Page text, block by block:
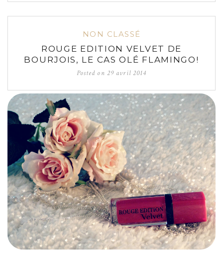
NON CLASSÉ
ROUGE EDITION VELVET DE
BOURJOIS, LE CAS OLÉ FLAMINGO!
Posted on 29 avril 2014